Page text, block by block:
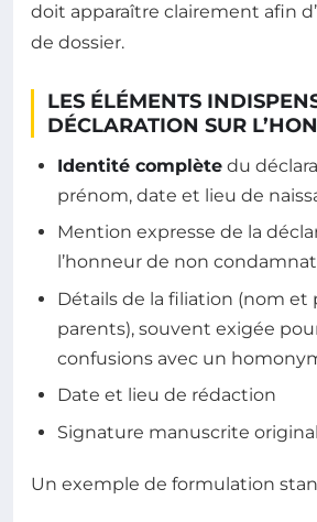
doit apparaître clairement afin
de dossier.
LES ÉLÉMENTS
DÉCLARATION SUR
Identité complète du
prénom, date et lieu de
Mention expresse de la
l’honneur de non
Détails de la filiation (nom et
parents), souvent exigée
confusions avec un
Date et lieu de rédaction
Signature manuscrite
Un exemple de formulation